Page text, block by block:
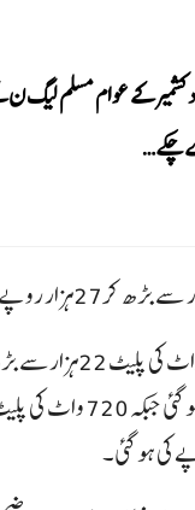
کشمیر کے عوام مسلم لیگ